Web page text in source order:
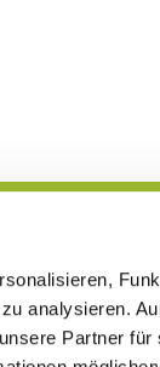
analysieren.
Partner